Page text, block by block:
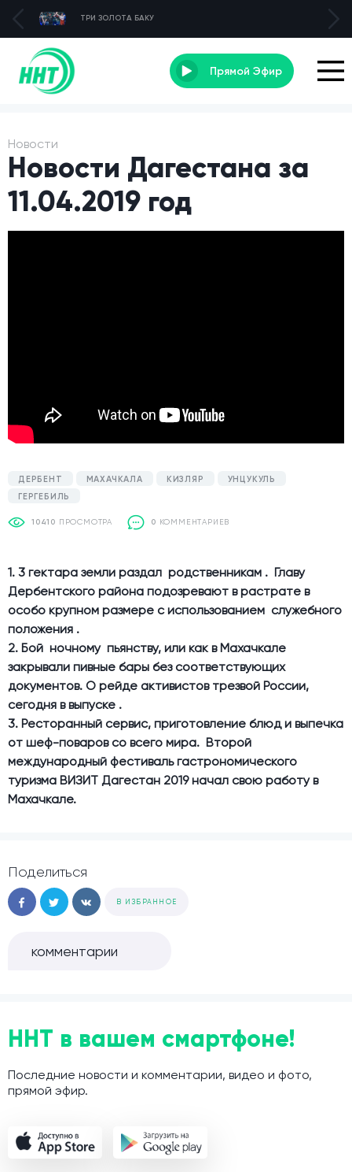
ТРИ ЗОЛОТА БАКУ
Прямой Эфир
Новости
Новости Дагестана за
11.04.2019 год
ДЕРБЕНТ МАХАЧКАЛА КИЗЛЯР
УНЦУКУЛЬ
ГЕРГЕБИЛЬ
10410 ПРОСМОТРА 0 КОММЕНТАРИЕВ
1. 3 гектара земли раздал родственникам . Главу
Дербентского района подозревают в растрате в
особо крупном размере с использованием служебного
положения .
2. Бой ночному пьянству, или как в Махачкале
закрывали пивные бары без соответствующих
документов. О рейде активистов трезвой России,
сегодня в выпуске .
3. Ресторанный сервис, приготовление блюд и выпечка
от шеф-поваров со всего мира. Второй
международный фестиваль гастрономического
туризма ВИЗИТ Дагестан 2019 начал свою работу в
Махачкале.
Поделиться
В ИЗБРАННОЕ
комментарии
ННТ в вашем смартфоне!
Последние новости и комментарии, видео и фото,
прямой эфир.